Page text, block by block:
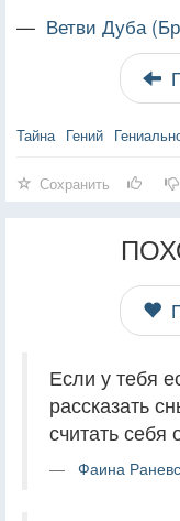
— Ветви Дуба
Тайна Гений
Сохранить
Если у тебя
рассказать
считать себя
Фаина